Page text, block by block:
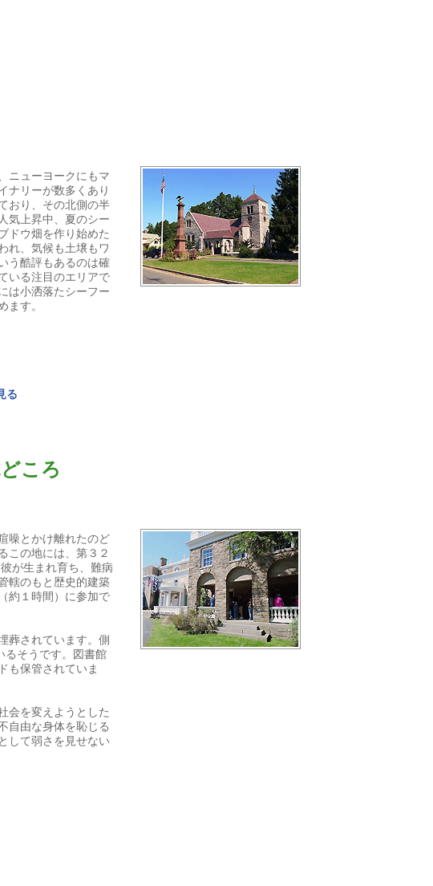
ニューヨークにもマ
ナリーが数多くあり
おり、その北側の半
気上昇中、夏のシー
ドウ畑を作り始めた
れ、気候も土壌もワ
う酷評もあるのは確
いる注目のエリアで
は小洒落たシーフー
ます。
る
ころ
噪とかけ離れたのど
この地には、第３２
が生まれ育ち、難病
轄のもと歴史的建築
約１時間）に参加で
葬されています。側
るそうです。図書館
も保管されていま
会を変えようとした
自由な身体を恥じる
して弱さを見せない